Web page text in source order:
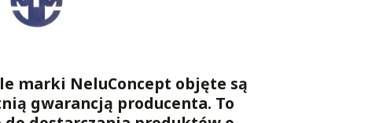
marki NeluConcept objęte są
gwarancją producenta. To